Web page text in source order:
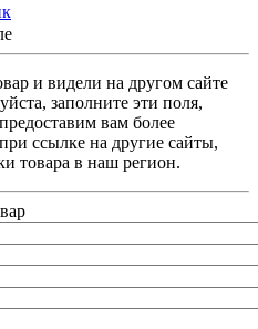
и видели на другом сайте
заполните эти поля,
вам более
ссылке на другие сайты,
товара в наш регион.